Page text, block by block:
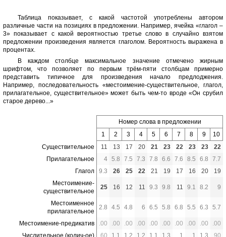
Таблица показывает, с какой частотой употреблены автором
различные части на позициях в предложении. Например, ячейка «глагол –
3» показывает с какой вероятностью третье слово в случайно взятом
предложении произведения является глаголом. Вероятность выражена в
процентах.
В каждом столбце максимальное значение отмечено жирным
шрифтом, что позволяет по первым трём-пяти столбцам примерно
представить типичное для произведения начало предлоджения.
Например, последовательность «местоимение-существительное, глагол,
прилагательное, существительное» может быть чем-то вроде «Он срубил
старое дерево...»
Номер слова в предложении
1
2 3 4 5 6 7 8 9
10
Существительное
11 13 17 20 21 23 22 23 23
22
Прилагательное
4 5.8 7.5 7.3 7.8 6.6 7.6 8.5 6.8
7.7
Глагол
9.3 26 25 22 21 19 17 16 20
19
Местоимение-
существительное
25 16 12 11 9.3 9.8 11 9.1 8.2 9
Местоименное
прилагательное
2.8 4.5 4.8 6 6.5 5.8 6.8 5.5 6.3 5.7
Местоимение-предикатив .00 .00 .00 .00 .00 .00 .00 .00 .00
.00
Числительное (колич-ое)
.60 1.1 1.2 1.2 1.1 1.3 1 1 1.3 .90